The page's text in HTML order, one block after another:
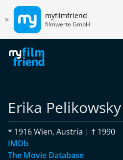
myfilmfriend
filmwerte GmbH
Erika Pelikowsky
* 1916 Wien, Austria | † 1990
IMDb
The Movie Database